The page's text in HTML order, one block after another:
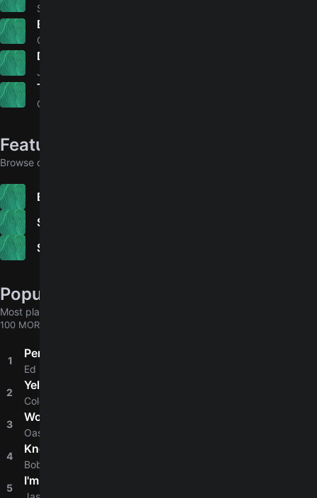
Selena
Balada
Gusttavo Lima
Desde morro
Justin Morales
Tu Amor Barato
Carin Leon
Featured in collections
Browse collections that include this song
Easy
Songs of 2019
Songs With Ninth Chords
Popular chords globally
Most played chords & tabs across all users
100 MORE
1
Perfect
Ed Sheeran
2
Yellow
Coldplay
3
Wonderwall
Oasis
4
Knockin' On Heaven's Door
Bob Dylan
5
I'm Yours